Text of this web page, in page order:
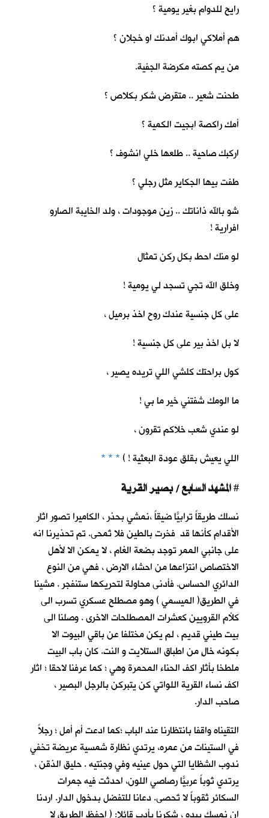
رايح للدوام بغير يومية ؟
هم أملاكي ابوك أمدنك او خجلان ؟
من يم كصته مكرضة الجفية.
طحنت شعير .. متقرض شكر بكلاص ؟
أمك راكصة ابجيت الكمية ؟
اركبك صاحية .. طلعها خلي انشوف ؟
طفت بيها الجكاير مثل رجلي ؟
شو بالله ذاناتك .. زين موجودات ، ولد الخايبة الصارو
افرارية !
لو منك احط بكل ركن تمثال
وخلق الله تجي تسجد لي يومية !
على كل جنسية عندك روح اخذ برميل ،
لا بل اخذ بير على كل جنسية !
كول براحتك كلشي اللي تريده يصير ،
ما الومك شفتني خير ما بي !
لو عندي شعب خلاكم تقرون ،
اللي يعيش بقلق عودة البعثية ! )* * *
# المشهد السابع / بصير القرية
نسلك طريقاً ترابيّاً ضيقاً ،نمشي بحذر ، الكاميرا تصور اثار
الأقدام كأنها قد فخرت بالطين فلا تُمحى. تم تحذيرنا انه
على جانبي الممر توجد بضعة الغام ، لا يمكن الا لأهل
الاختصاص انتزاعها من احشاء الارض ، فهي من النوع
الدائري الحساس. فأدنى محاولة لتحريكها ستنفجر . مشينا
في الطريق( الميسمي ) وهو مصطلح عسكري تسرب الى
كلأم القرويين كعشرات المصطلحات الاخرى . وصلنا الى
بيت طيني قديم ، لم يكن مختلفا عن باقي البيوت الا
بكونه خالٍ من اطباق الستلايت و النت. كان باب البيت
ملطخا بأثار اكف الحناء المحمرة وهي ؛ كما عرفنا لاحقا ؛ اثار
اكف نساء القرية اللواتي كن يتبركن بالرجل البصير ،
صاحب الدار.
التقيناه واقفا بانتظارنا عند الباب ؛كما ادعت أم أمل ؛ رجلاً
في الستينات من عمره، يرتدي نظارة شمسية عريضة تخفي
ندوب الشظايا التي حول عينيه وفي وجنتيه . حليق الذقن ،
يرتدي ثوباً عربيّاً رصاصي اللون، احدثت فيه جمرات
السكائر ثقوباً لا تٌحصى. دعانا للتفضل بدخول الدار. اردنا